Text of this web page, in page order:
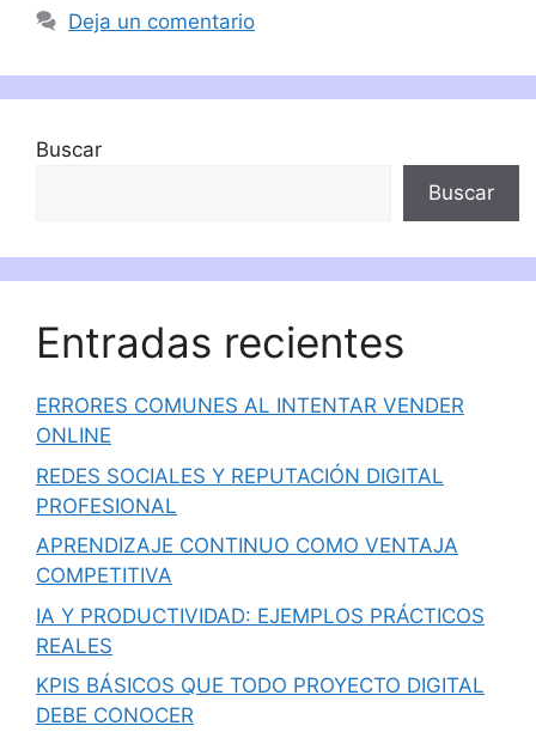
Deja un comentario
Buscar
Buscar
Entradas recientes
ERRORES COMUNES AL INTENTAR VENDER
ONLINE
REDES SOCIALES Y REPUTACIÓN DIGITAL
PROFESIONAL
APRENDIZAJE CONTINUO COMO VENTAJA
COMPETITIVA
IA Y PRODUCTIVIDAD: EJEMPLOS PRÁCTICOS
REALES
KPIS BÁSICOS QUE TODO PROYECTO DIGITAL
DEBE CONOCER